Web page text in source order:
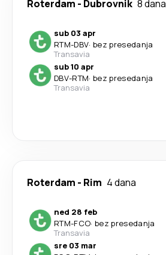
Roterdam - Dubrovnik 8 dana
sub 03 apr
RTM-DBV· bez presedanja
Transavia
sub 10 apr
DBV-RTM· bez presedanja
Transavia
Roterdam - Rim 4 dana
ned 28 feb
RTM-FCO· bez presedanja
Transavia
sre 03 mar